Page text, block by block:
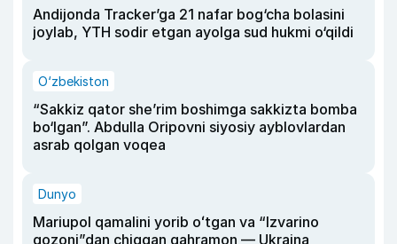
Andijonda Tracker’ga 21 nafar bog‘cha bolasini
joylab, YTH sodir etgan ayolga sud hukmi o‘qildi
O‘zbekiston
“Sakkiz qator she’rim boshimga sakkizta bomba
bo‘lgan”. Abdulla Oripovni siyosiy ayblovlardan
asrab qolgan voqea
Dunyo
Mariupol qamalini yorib oʻtgan va “Izvarino
qozoni”dan chiqqan qahramon — Ukraina